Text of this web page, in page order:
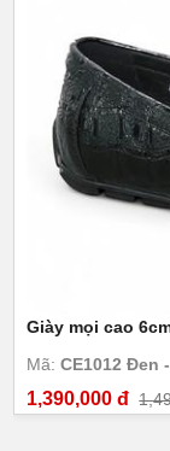
Giày mọi cao
Mã:CE1012 Đen
1,390,000 đ